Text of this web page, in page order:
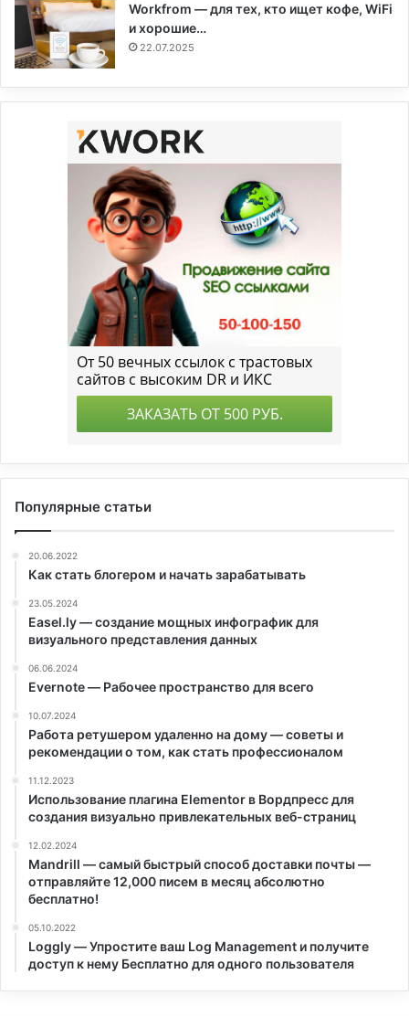
Workfrom — для тех, кто ищет кофе, WiFi
и хорошие…
22.07.2025
Популярные статьи
20.06.2022
Как стать блогером и начать зарабатывать
23.05.2024
Easel.ly — создание мощных инфографик для
визуального представления данных
06.06.2024
Evernote — Рабочее пространство для всего
10.07.2024
Работа ретушером удаленно на дому — советы и
рекомендации о том, как стать профессионалом
11.12.2023
Использование плагина Elementor в Вордпресс для
создания визуально привлекательных веб-страниц
12.02.2024
Mandrill — самый быстрый способ доставки почты —
отправляйте 12,000 писем в месяц абсолютно
бесплатно!
05.10.2022
Loggly — Упростите ваш Log Management и получите
доступ к нему Бесплатно для одного пользователя